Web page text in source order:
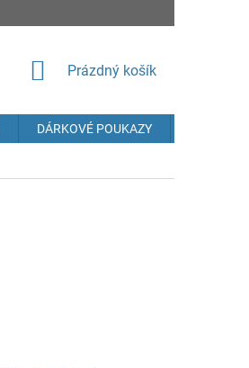
NÁKUPNÍ
Prázdný košík
DÁRKOVÉ POUKAZY